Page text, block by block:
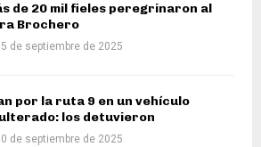
de 20 mil fieles peregrinaron al
Brochero
de septiembre de 2025
por la ruta 9 en un vehículo
los detuvieron
de septiembre de 2025